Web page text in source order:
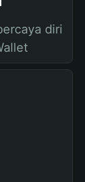
diri